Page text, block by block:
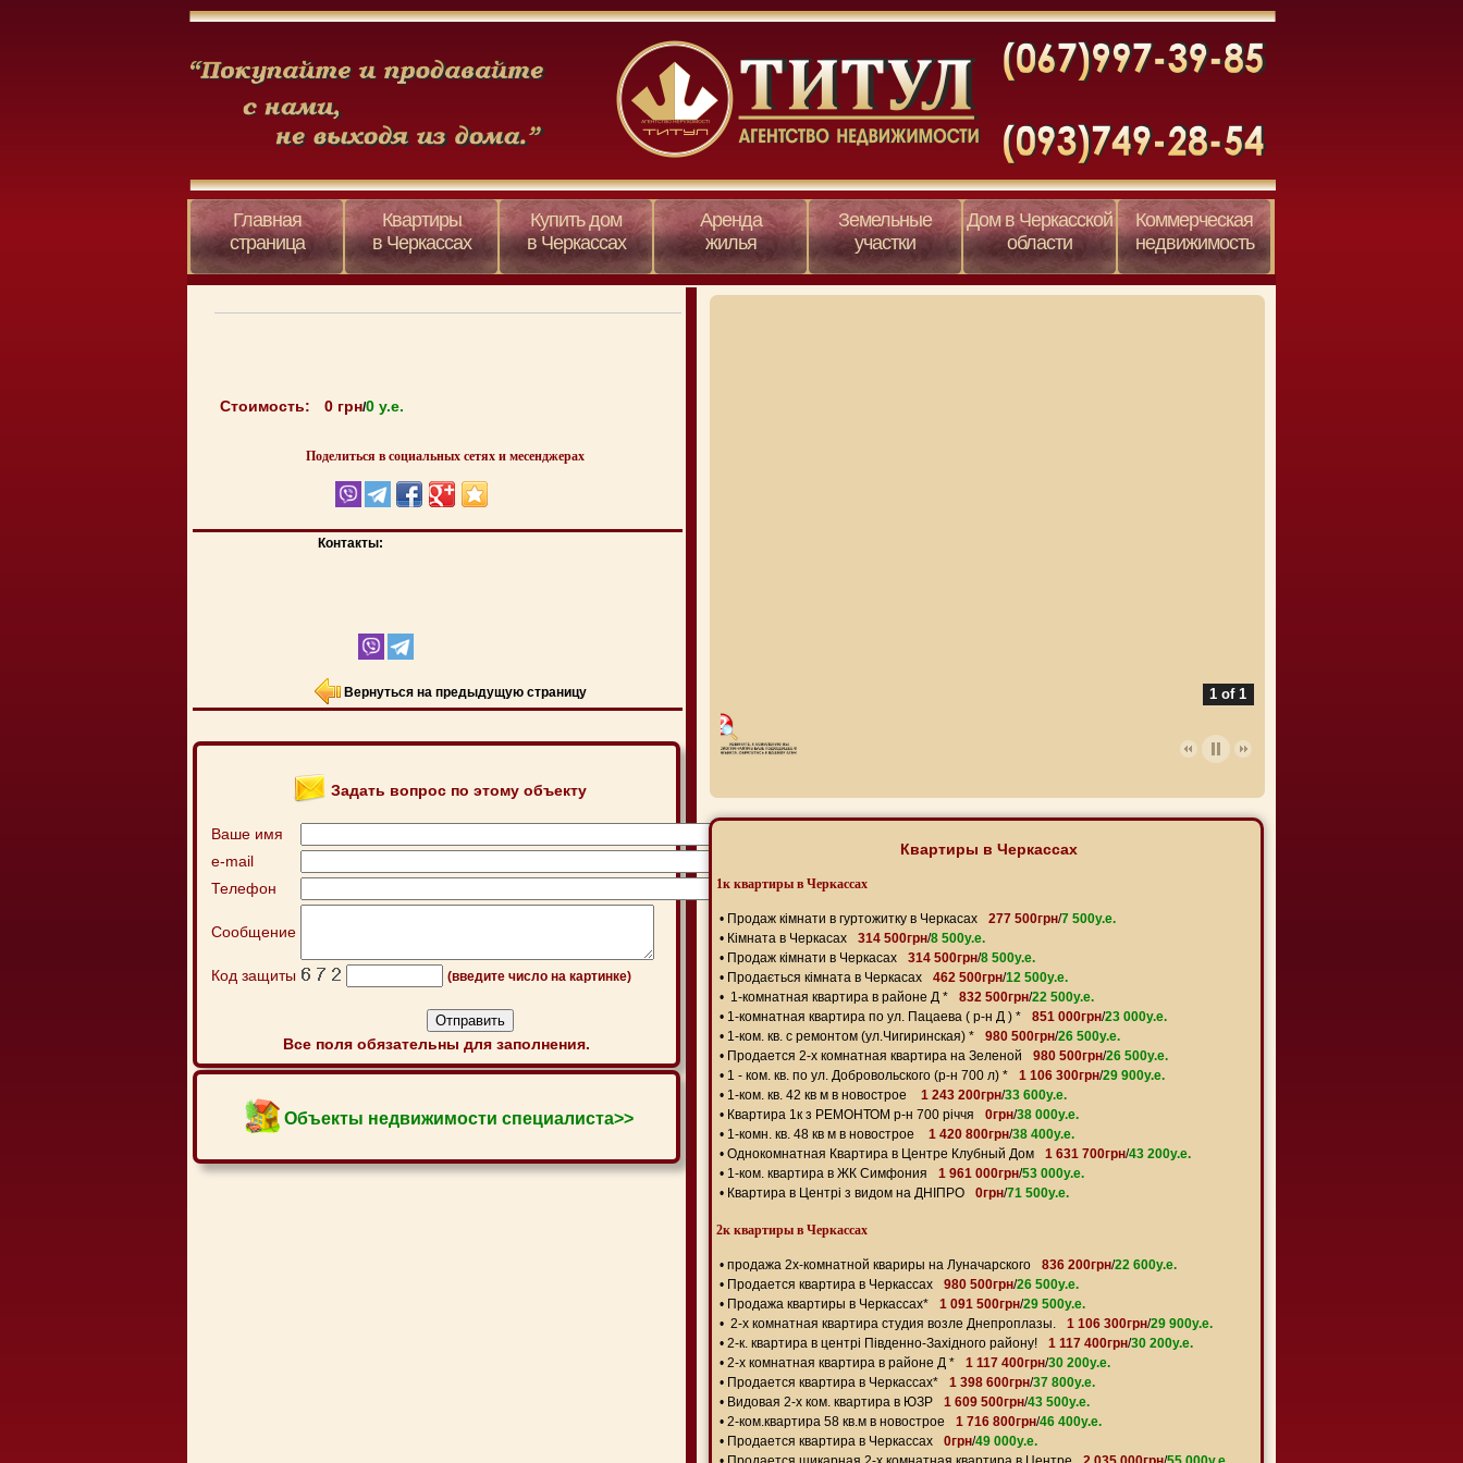
Главная
страница
Квартиры
в Черкассах
Купить дом
в Черкассах
Аренда
жилья
Земельные
участки
Дом в Черкасской
области
Коммерческая
недвижимость
Стоимость: 0 грн/0 y.e.
Поделиться в социальных сетях и месенджерах
Контакты:
Вернуться на предыдущую страницу
Задать вопрос по этому объекту
Ваше имя
e-mail
Телефон
Сообщение
Код защиты (введите число на картинке)
Все поля обязательны для заполнения.
Объекты недвижимости специалиста>>
1 of 1
Квартиры в Черкассах
1к квартиры в Черкассах
• Продаж кімнати в гуртожитку в Черкасах 277 500грн/7 500y.e.
• Кімната в Черкасах 314 500грн/8 500y.e.
• Продаж кімнати в Черкасах 314 500грн/8 500y.e.
• Продається кімната в Черкасах 462 500грн/12 500y.e.
• 1-комнатная квартира в районе Д * 832 500грн/22 500y.e.
• 1-комнатная квартира по ул. Пацаева ( р-н Д ) * 851 000грн/23 000y.e.
• 1-ком. кв. с ремонтом (ул.Чигиринская) * 980 500грн/26 500y.e.
• Продается 2-х комнатная квартира на Зеленой 980 500грн/26 500y.e.
• 1 - ком. кв. по ул. Добровольского (р-н 700 л) * 1 106 300грн/29 900y.e.
• 1-ком. кв. 42 кв м в новострое 1 243 200грн/33 600y.e.
• Квартира 1к з РЕМОНТОМ р-н 700 річчя 0грн/38 000y.e.
• 1-комн. кв. 48 кв м в новострое 1 420 800грн/38 400y.e.
• Однокомнатная Квартира в Центре Клубный Дом 1 631 700грн/43 200y.e.
• 1-ком. квартира в ЖК Симфония 1 961 000грн/53 000y.e.
• Квартира в Центрі з видом на ДНІПРО 0грн/71 500y.e.
2к квартиры в Черкассах
• продажа 2х-комнатной квариры на Луначарского 836 200грн/22 600y.e.
• Продается квартира в Черкассах 980 500грн/26 500y.e.
• Продажа квартиры в Черкассах* 1 091 500грн/29 500y.e.
• 2-х комнатная квартира студия возле Днепроплазы. 1 106 300грн/29 900y.e.
• 2-к. квартира в центрі Південно-Західного району! 1 117 400грн/30 200y.e.
• 2-х комнатная квартира в районе Д * 1 117 400грн/30 200y.e.
• Продается квартира в Черкассах* 1 398 600грн/37 800y.e.
• Видовая 2-х ком. квартира в ЮЗР 1 609 500грн/43 500y.e.
• 2-ком.квартира 58 кв.м в новострое 1 716 800грн/46 400y.e.
• Продается квартира в Черкассах 0грн/49 000y.e.